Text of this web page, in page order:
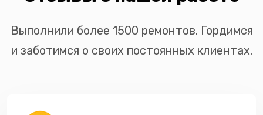
Выполнили более 1500 ремонтов. Гордимся
и заботимся о своих постоянных клиентах.